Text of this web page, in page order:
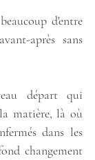
d'entre
après sans
départ qui
matière, là où
dans les
changement